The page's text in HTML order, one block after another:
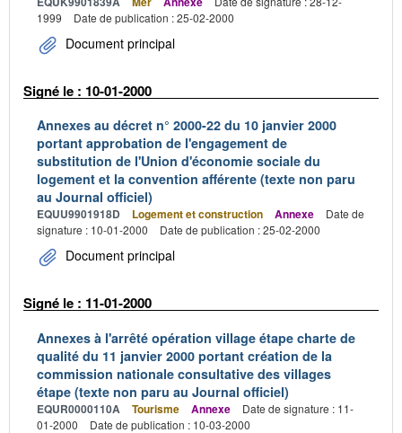
1999
Date de publication : 25-02-2000
Document principal
Signé le : 10-01-2000
Annexes au décret n° 2000-22 du 10 janvier 2000
portant approbation de l'engagement de
substitution de l'Union d'économie sociale du
logement et la convention afférente (texte non paru
au Journal officiel)
EQUU9901918D Logement et construction Annexe
Date de
signature : 10-01-2000
Date de publication : 25-02-2000
Document principal
Signé le : 11-01-2000
Annexes à l'arrêté opération village étape charte de
qualité du 11 janvier 2000 portant création de la
commission nationale consultative des villages
étape (texte non paru au Journal officiel)
EQUR0000110A Tourisme Annexe
Date de signature : 11-
01-2000
Date de publication : 10-03-2000